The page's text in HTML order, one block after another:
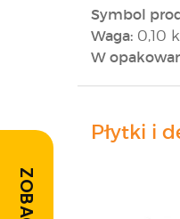
Symbol
Waga: 0,10
W
Płytki i